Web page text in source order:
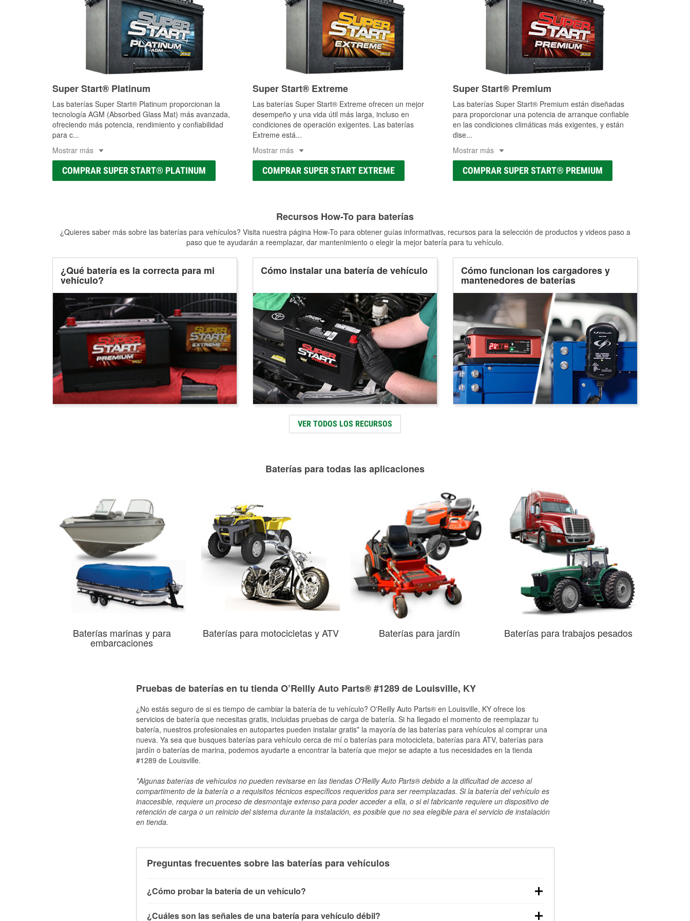
Super Start® Platinum
Las baterías Super Start® Platinum proporcionan la
tecnología AGM (Absorbed Glass Mat) más avanzada,
ofreciendo más potencia, rendimiento y confiabilidad
para c...
Mostrar más
COMPRAR SUPER START® PLATINUM
Super Start® Extreme
Las baterías Super Start® Extreme ofrecen un mejor
desempeño y una vida útil más larga, incluso en
condiciones de operación exigentes. Las baterías
Extreme está...
Mostrar más
COMPRAR SUPER START EXTREME
Super Start® Premium
Las baterías Super Start® Premium están diseñadas
para proporcionar una potencia de arranque confiable
en las condiciones climáticas más exigentes, y están
dise...
Mostrar más
COMPRAR SUPER START® PREMIUM
Recursos How-To para baterías
¿Quieres saber más sobre las baterías para vehículos? Visita nuestra página How-To para obtener guías informativas, recursos para la selección de productos y videos paso a
paso que te ayudarán a reemplazar, dar mantenimiento o elegir la mejor batería para tu vehículo.
¿Qué batería es la correcta para mi
vehículo?
Cómo instalar una batería de vehículo Cómo funcionan los cargadores y
mantenedores de baterías
VER TODOS LOS RECURSOS
Baterías para todas las aplicaciones
Baterías marinas y para
embarcaciones
Baterías para motocicletas y ATV Baterías para jardín Baterías para trabajos pesados
Pruebas de baterías en tu tienda O’Reilly Auto Parts® #1289 de Louisville, KY
¿No estás seguro de si es tiempo de cambiar la batería de tu vehículo? O'Reilly Auto Parts® en Louisville, KY ofrece los
servicios de batería que necesitas gratis, incluidas pruebas de carga de batería. Si ha llegado el momento de reemplazar tu
batería, nuestros profesionales en autopartes pueden instalar gratis* la mayoría de las baterías para vehículos al comprar una
nueva. Ya sea que busques baterías para vehículo cerca de mí o baterías para motocicleta, baterías para ATV, baterías para
jardín o baterías de marina, podemos ayudarte a encontrar la batería que mejor se adapte a tus necesidades en la tienda
#1289 de Louisville.
*Algunas baterías de vehículos no pueden revisarse en las tiendas O'Reilly Auto Parts® debido a la dificultad de acceso al
compartimento de la batería o a requisitos técnicos específicos requeridos para ser reemplazadas. Si la batería del vehículo es
inaccesible, requiere un proceso de desmontaje extenso para poder acceder a ella, o si el fabricante requiere un dispositivo de
retención de carga o un reinicio del sistema durante la instalación, es posible que no sea elegible para el servicio de instalación
en tienda.
Preguntas frecuentes sobre las baterías para vehículos
¿Cómo probar la batería de un vehículo?
¿Cuáles son las señales de una batería para vehículo débil?